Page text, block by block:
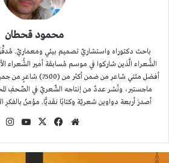
محمود قحطان
باحث دكتوراه واستشاريّ تصميم بيئي ومعماريّ.
الشُّعراء الَّذين شاركوا في موسم مُسابقة أمير الشُّعراء
أفضل مئتي شاعر من ضمن
ماجستير، ونُشر عددٌ من إنتاجه الشّعريّ في الصّحفِ
أصدرَ أربعة دواوين شعريّة وكتابًا نقديًّا. مؤمنٌ بالفكرِ
موقع
فيسبوك
‫X